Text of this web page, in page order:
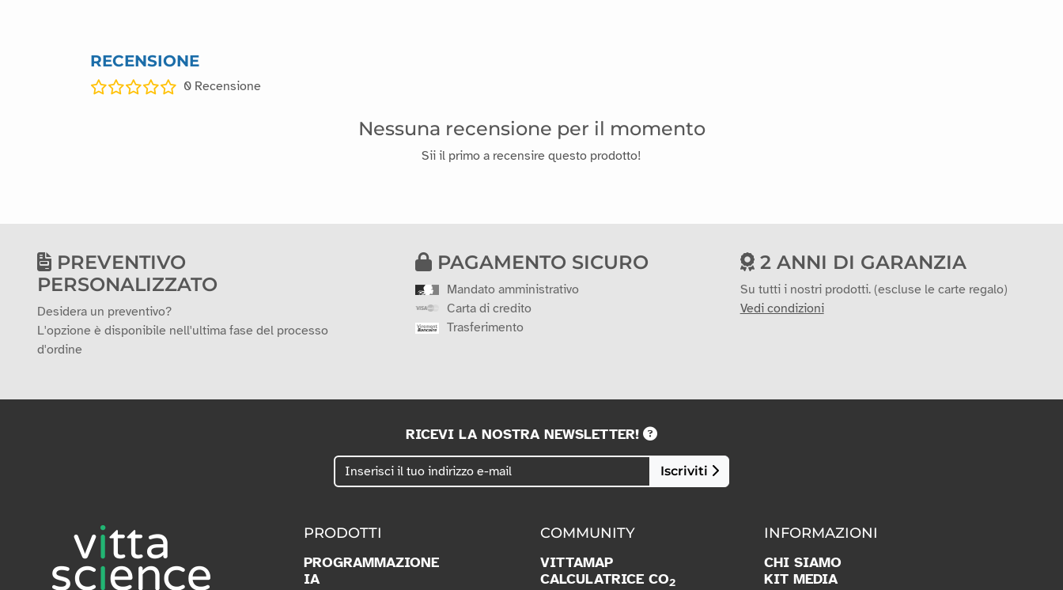
RECENSIONE
0 Recensione
Nessuna recensione per il momento
Sii il primo a recensire questo prodotto!
PREVENTIVO
PERSONALIZZATO
Desidera un preventivo?
L'opzione è disponibile nell'ultima fase del processo
d'ordine
PAGAMENTO SICURO
Mandato amministrativo
Carta di credito
Trasferimento
2 ANNI DI GARANZIA
Su tutti i nostri prodotti. (escluse le carte regalo)
Vedi condizioni
RICEVI LA NOSTRA NEWSLETTER!
Iscriviti
PRODOTTI
PROGRAMMAZIONE
IA
COMMUNITY
VITTAMAP
CALCULATRICE CO2
INFORMAZIONI
CHI SIAMO
KIT MEDIA